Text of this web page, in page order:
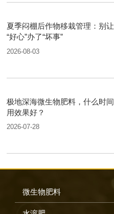
夏季闷棚后作物移栽管理：别让
“好心”办了“坏事”
2026-08-03
极地深海微生物肥料，什么时间
用效果好？
2026-07-28
微生物肥料